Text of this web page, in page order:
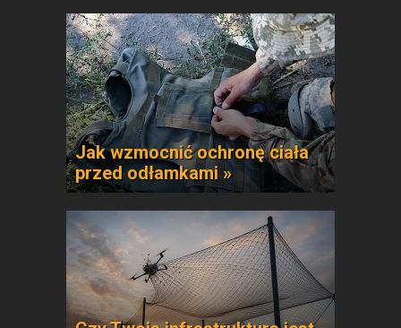
Jak wzmocnić ochronę ciała
przed odłamkami »